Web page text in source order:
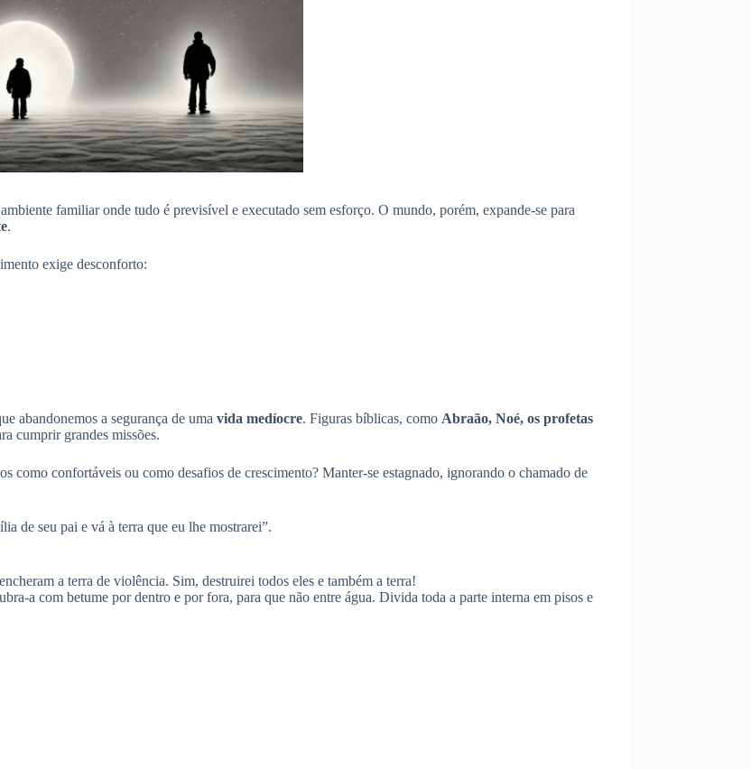
familiar onde tudo é previsível e executado sem esforço. O mundo, porém, expande-se para
.
exige desconforto:
abandonemos a segurança de uma vida medíocre. Figuras bíblicas, como Abraão, Noé, os profetas
cumprir grandes missões.
como confortáveis ou como desafios de crescimento? Manter-se estagnado, ignorando o chamado de
de seu pai e vá à terra que eu lhe mostrarei”.
a terra de violência. Sim, destruirei todos eles e também a terra!
a com betume por dentro e por fora, para que não entre água. Divida toda a parte interna em pisos e